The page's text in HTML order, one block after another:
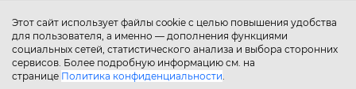
Этот сайт использует файлы cookie с целью повышения удобства
для пользователя, а именно — дополнения функциями
социальных сетей, статистического анализа и выбора сторонних
сервисов. Более подробную информацию см. на
странице Политика конфиденциальности.